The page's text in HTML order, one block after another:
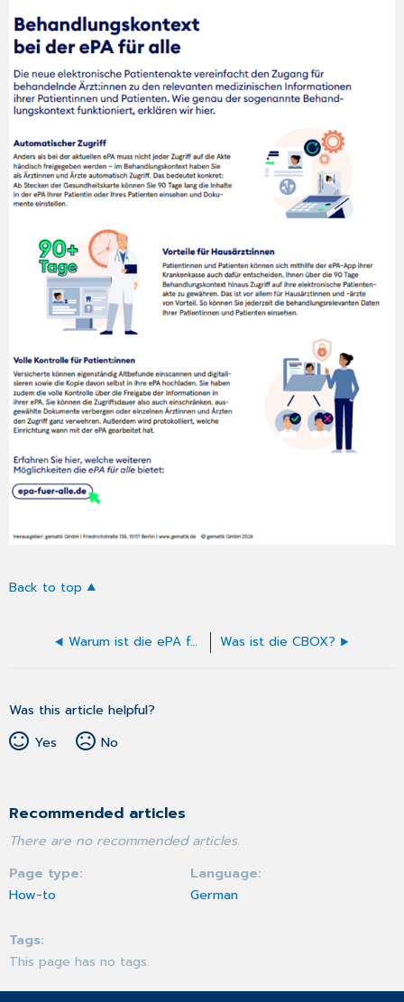
Back to top
Warum ist die ePA für alle sinnvoll? Was ist die CBOX?
Was this article helpful?
Yes
No
Recommended articles
There are no recommended articles.
Page type
How-to
Language
German
Tags
This page has no tags.